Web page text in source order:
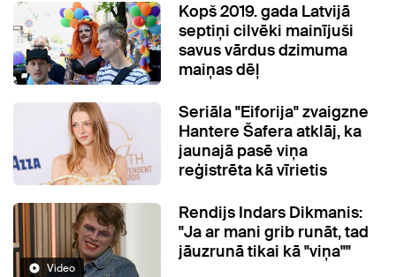
Kopš 2019. gada Latvijā
septiņi cilvēki mainījuši
savus vārdus dzimuma
maiņas dēļ
Seriāla "Eiforija" zvaigzne
Hantere Šafera atklāj, ka
jaunajā pasē viņa
reģistrēta kā vīrietis
Video
Rendijs Indars Dikmanis:
"Ja ar mani grib runāt, tad
jāuzrunā tikai kā "viņa""